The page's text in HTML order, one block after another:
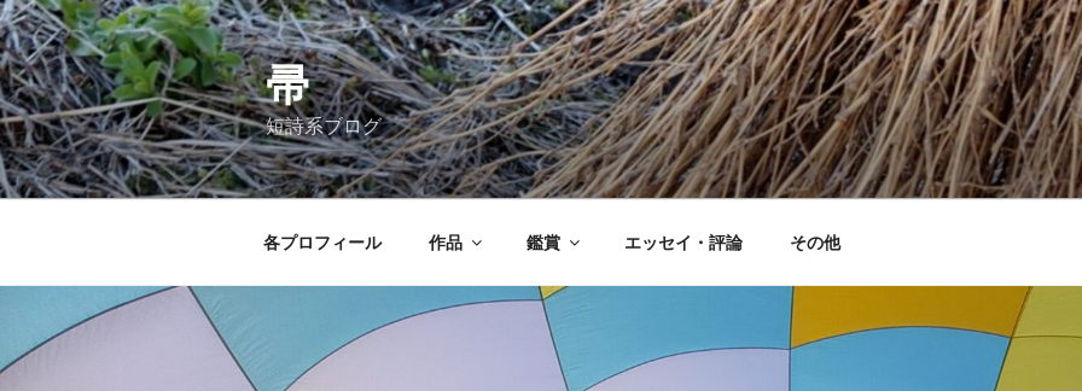
コ
ン
テ
ン
ツ
へ
ス
帚
短詩系ブログ
各プロフィール 作品 鑑賞 エッセイ・評論 その他